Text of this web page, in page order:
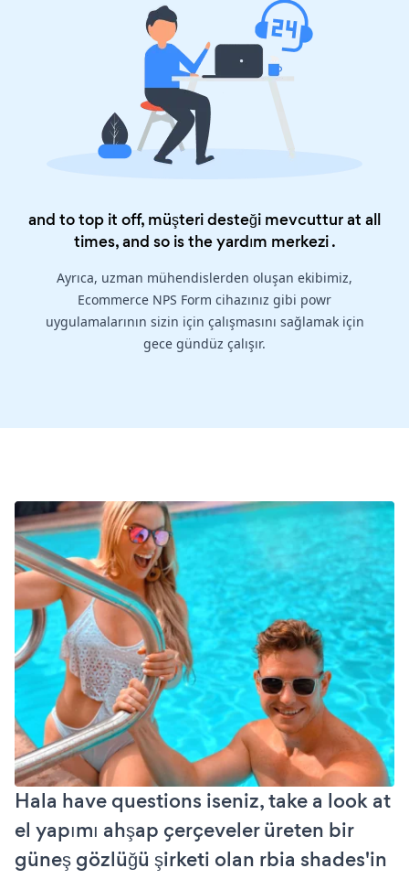
and to top it off, müşteri desteği mevcuttur at all
times, and so is theyardım merkezi.
Ayrıca, uzman mühendislerden oluşan ekibimiz,
Ecommerce NPS Form cihazınız gibi powr
uygulamalarının sizin için çalışmasını sağlamak için
gece gündüz çalışır.
Hala have questions iseniz, take a look at
el yapımı ahşap çerçeveler üreten bir
güneş gözlüğü şirketi olan rbia shades'in